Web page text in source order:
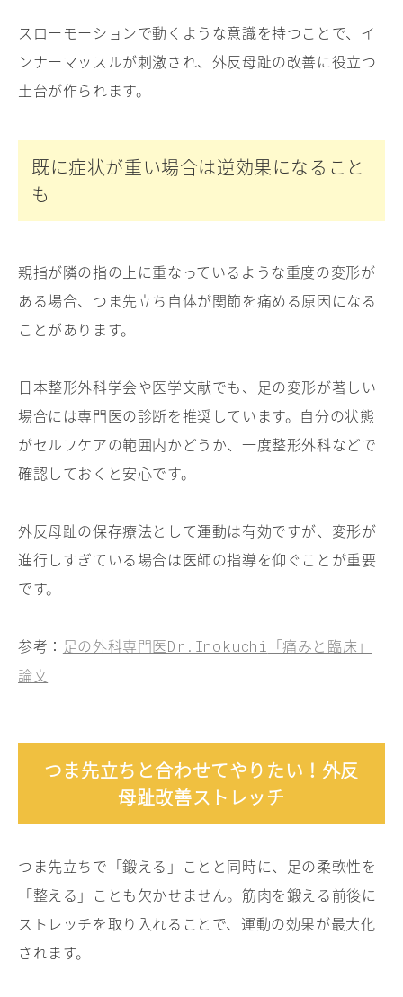
スローモーションで動くような意識を持つことで、イ
ンナーマッスルが刺激され、外反母趾の改善に役立つ
土台が作られます。
既に症状が重い場合は逆効果になること
も
親指が隣の指の上に重なっているような重度の変形が
ある場合、つま先立ち自体が関節を痛める原因になる
ことがあります。
日本整形外科学会や医学文献でも、足の変形が著しい
場合には専門医の診断を推奨しています。自分の状態
がセルフケアの範囲内かどうか、一度整形外科などで
確認しておくと安心です。
外反母趾の保存療法として運動は有効ですが、変形が
進行しすぎている場合は医師の指導を仰ぐことが重要
です。
参考： 足の外科専門医Dr.Inokuchi
「痛みと臨床」
論文
つま先立ちと合わせてやりたい！外反
母趾改善ストレッチ
つま先立ちで「鍛える」ことと同時に、足の柔軟性を
「整える」ことも欠かせません。筋肉を鍛える前後に
ストレッチを取り入れることで、運動の効果が最大化
されます。